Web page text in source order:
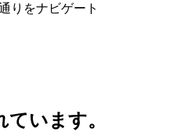
りをナビゲート
います。